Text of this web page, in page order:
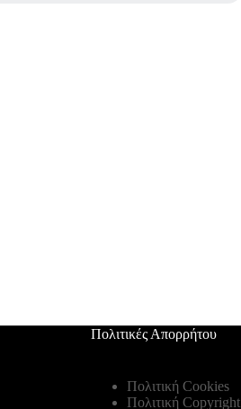
Πολιτικές Απορρήτου
Πολιτική Cookies
Πολιτική Copyright